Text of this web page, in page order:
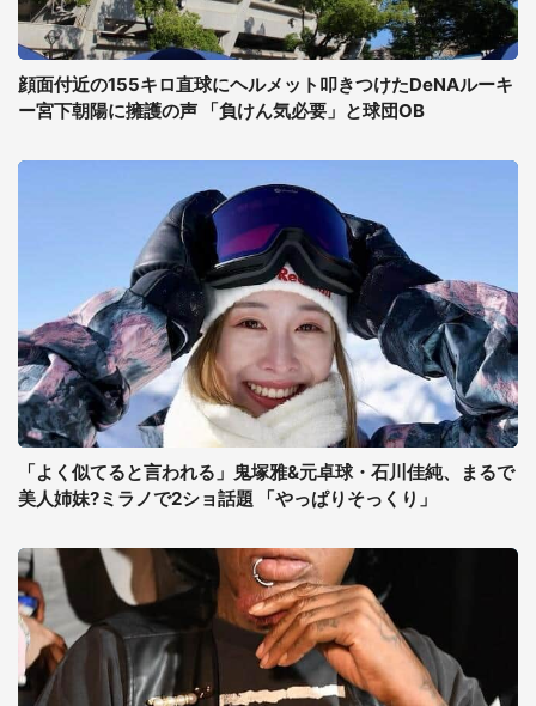
顔面付近の155キロ直球にヘルメット叩きつけたDeNAルーキ
ー宮下朝陽に擁護の声 「負けん気必要」と球団OB
「よく似てると言われる」鬼塚雅&元卓球・石川佳純、まるで
美人姉妹?ミラノで2ショ話題 「やっぱりそっくり」